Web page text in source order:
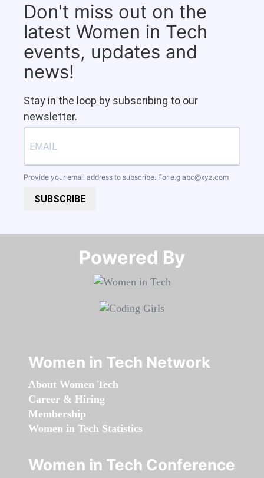
Don't miss out on the
latest Women in Tech
events, updates and
news!
Stay in the loop by subscribing to our
newsletter.
Provide your email address to subscribe. For e.g abc@xyz.com
SUBSCRIBE
Powered By​​​​​​​
Women in Tech Network
About Women Tech
Career & Hiring
Membership
Women in Tech Statistics
Women in Tech Conference